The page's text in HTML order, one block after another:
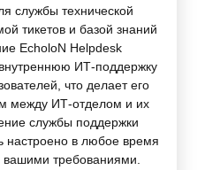
службы технической
тикетов и базой знаний
EcholoN Helpdesk
ИТ-поддержку
что делает его
между ИТ-отделом и их
службы поддержки
настроено в любое время
вашими требованиями.